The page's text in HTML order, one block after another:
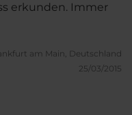
erkunden. Immer
am Main, Deutschland
25/03/2015